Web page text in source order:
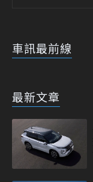
車訊最前線
最新文章